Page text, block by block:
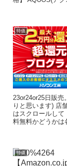
特価
23or24or25日販
りと思います) 店
はスクロールし
料無料かどうかは
特価